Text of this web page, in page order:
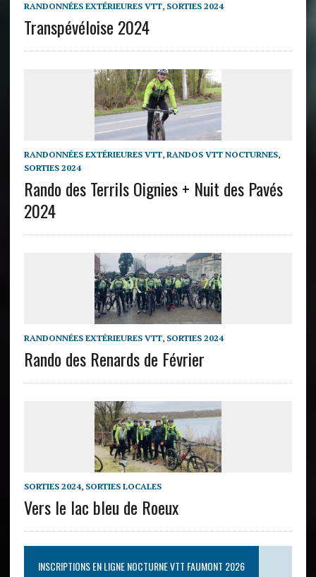
RANDONNÉES EXTÉRIEURES VTT, SORTIES 2024
Transpévéloise 2024
RANDONNÉES EXTÉRIEURES VTT, RANDOS VTT NOCTURNES,
SORTIES 2024
Rando des Terrils Oignies + Nuit des Pavés
2024
RANDONNÉES EXTÉRIEURES VTT, SORTIES 2024
Rando des Renards de Février
SORTIES 2024, SORTIES LOCALES
Vers le lac bleu de Roeux
INSCRIPTIONS EN LIGNE NOCTURNE VTT FAUMONT 2026